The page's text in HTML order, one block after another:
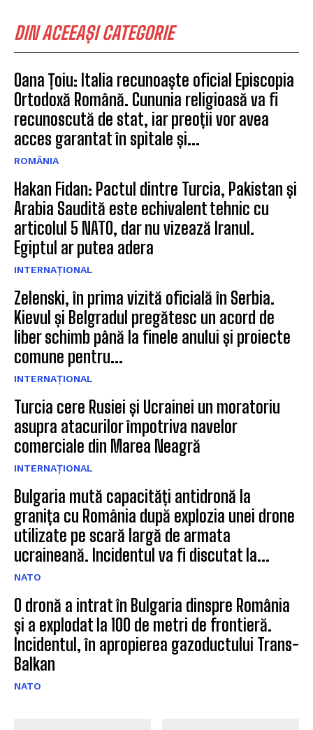
DIN ACEEAȘI CATEGORIE
Oana Țoiu: Italia recunoaște oficial Episcopia
Ortodoxă Română. Cununia religioasă va fi
recunoscută de stat, iar preoții vor avea
acces garantat în spitale și...
ROMÂNIA
Hakan Fidan: Pactul dintre Turcia, Pakistan și
Arabia Saudită este echivalent tehnic cu
articolul 5 NATO, dar nu vizează Iranul.
Egiptul ar putea adera
INTERNAȚIONAL
Zelenski, în prima vizită oficială în Serbia.
Kievul și Belgradul pregătesc un acord de
liber schimb până la finele anului și proiecte
comune pentru...
INTERNAȚIONAL
Turcia cere Rusiei și Ucrainei un moratoriu
asupra atacurilor împotriva navelor
comerciale din Marea Neagră
INTERNAȚIONAL
Bulgaria mută capacități antidronă la
granița cu România după explozia unei drone
utilizate pe scară largă de armata
ucraineană. Incidentul va fi discutat la...
NATO
O dronă a intrat în Bulgaria dinspre România
și a explodat la 100 de metri de frontieră.
Incidentul, în apropierea gazoductului Trans-
Balkan
NATO